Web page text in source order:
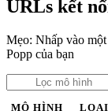
URLs kết
Mẹo: Nhấp vào
Popp của bạn
MÔ HÌNH LOẠI